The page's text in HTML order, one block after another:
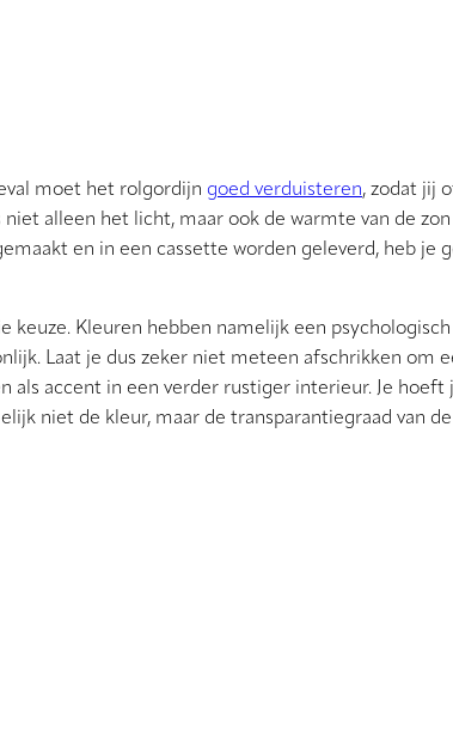
moet het rolgordijn goed verduisteren, zodat jij
alleen het licht, maar ook de warmte van de
en in een cassette worden geleverd, heb je
Kleuren hebben namelijk een
Laat je dus zeker niet meteen afschrikken om
accent in een verder rustiger interieur. Je
niet de kleur, maar de transparantiegraad van